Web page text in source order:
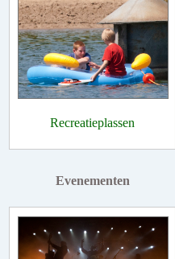
Recreatieplassen
Evenementen